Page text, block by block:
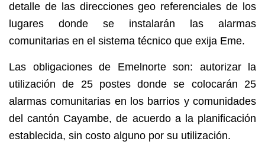
detalle de las direcciones geo referenciales de los
lugares donde se instalarán las alarmas
comunitarias en el sistema técnico que exija Eme.
Las obligaciones de Emelnorte son: autorizar la
utilización de 25 postes donde se colocarán 25
alarmas comunitarias en los barrios y comunidades
del cantón Cayambe, de acuerdo a la planificación
establecida, sin costo alguno por su utilización.